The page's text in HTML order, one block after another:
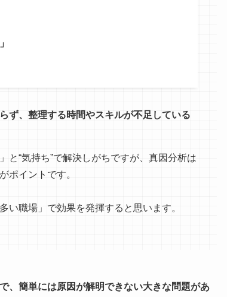
ず、整理する時間やスキルが不足している
“気持ち”で解決しがちですが、真因分析は
ポイントです。
い職場」で効果を発揮すると思います。
、簡単には原因が解明できない大きな問題があ